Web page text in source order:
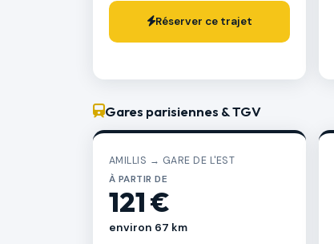
Réserver ce trajet
Gares parisiennes & TGV
AMILLIS → GARE DE L'EST
À PARTIR DE
121 €
environ 67 km